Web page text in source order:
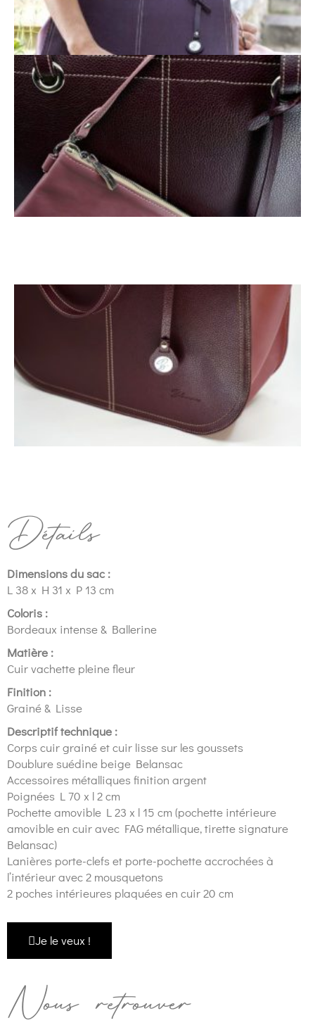
Détails
Dimensions du sac :
L 38 x H 31 x P 13 cm
Coloris :
Bordeaux intense & Ballerine
Matière :
Cuir vachette pleine fleur
Finition :
Grainé & Lisse
Descriptif technique :
Corps cuir grainé et cuir lisse sur les goussets
Doublure suédine beige Belansac
Accessoires métalliques finition argent
Poignées L 70 x l 2 cm
Pochette amovible L 23 x l 15 cm (pochette intérieure
amovible en cuir avec FAG métallique, tirette signature
Belansac)
Lanières porte-clefs et porte-pochette accrochées à
l’intérieur avec 2 mousquetons
2 poches intérieures plaquées en cuir 20 cm
Je le veux !
Nous retrouver